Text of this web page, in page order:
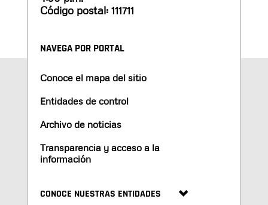
Código postal: 111711
NAVEGA POR PORTAL
Conoce el mapa del sitio
Entidades de control
Archivo de noticias
Transparencia y acceso a la
información
CONOCE NUESTRAS ENTIDADES